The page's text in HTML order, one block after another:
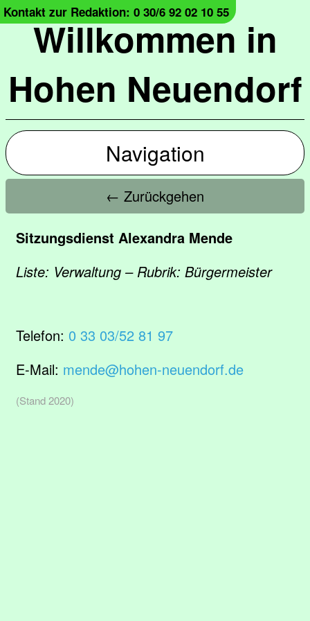
Willkommen in
Hohen Neuendorf
Kontakt zur Redaktion: 0 30/6 92 02 10 55
Navigation
← Zurückgehen
Sitzungsdienst Alexandra Mende
Liste: Verwaltung – Rubrik: Bürgermeister
Telefon: 0 33 03/52 81 97
E-Mail: mende@hohen-neuendorf.de
(Stand 2020)